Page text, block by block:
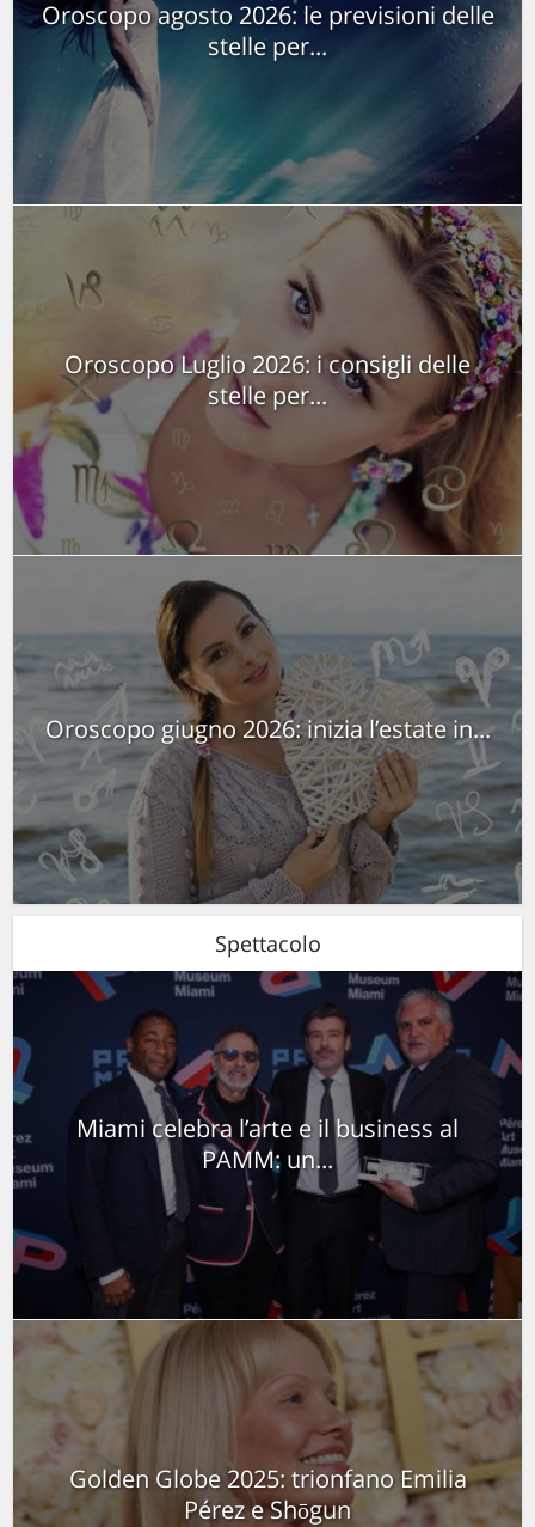
Oroscopo agosto 2026: le previsioni delle
stelle per...
Oroscopo Luglio 2026: i consigli delle
stelle per...
Oroscopo giugno 2026: inizia l’estate in...
Spettacolo
Miami celebra l’arte e il business al
PAMM: un...
Golden Globe 2025: trionfano Emilia
Pérez e Shōgun